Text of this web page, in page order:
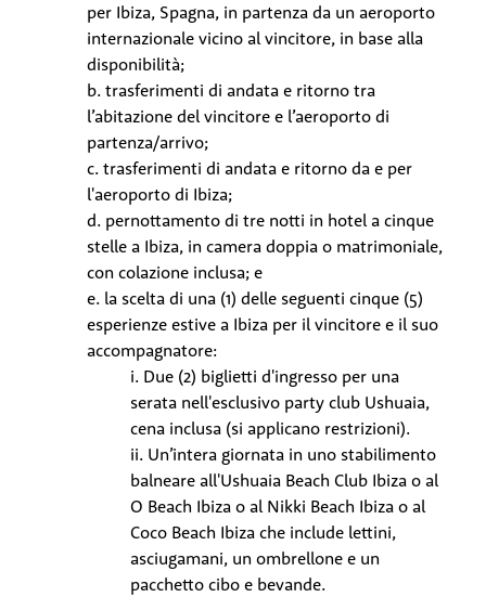
per Ibiza, Spagna, in partenza da un aeroporto
internazionale vicino al vincitore, in base alla
disponibilità;
b. trasferimenti di andata e ritorno tra
l’abitazione del vincitore e l’aeroporto di
partenza/arrivo;
c. trasferimenti di andata e ritorno da e per
l'aeroporto di Ibiza;
d. pernottamento di tre notti in hotel a cinque
stelle a Ibiza, in camera doppia o matrimoniale,
con colazione inclusa; e
e. la scelta di una (1) delle seguenti cinque (5)
esperienze estive a Ibiza per il vincitore e il suo
accompagnatore:
i. Due (2) biglietti d'ingresso per una
serata nell'esclusivo party club Ushuaia,
cena inclusa (si applicano restrizioni).
ii. Un’intera giornata in uno stabilimento
balneare all'Ushuaia Beach Club Ibiza o al
O Beach Ibiza o al Nikki Beach Ibiza o al
Coco Beach Ibiza che include lettini,
asciugamani, un ombrellone e un
pacchetto cibo e bevande.